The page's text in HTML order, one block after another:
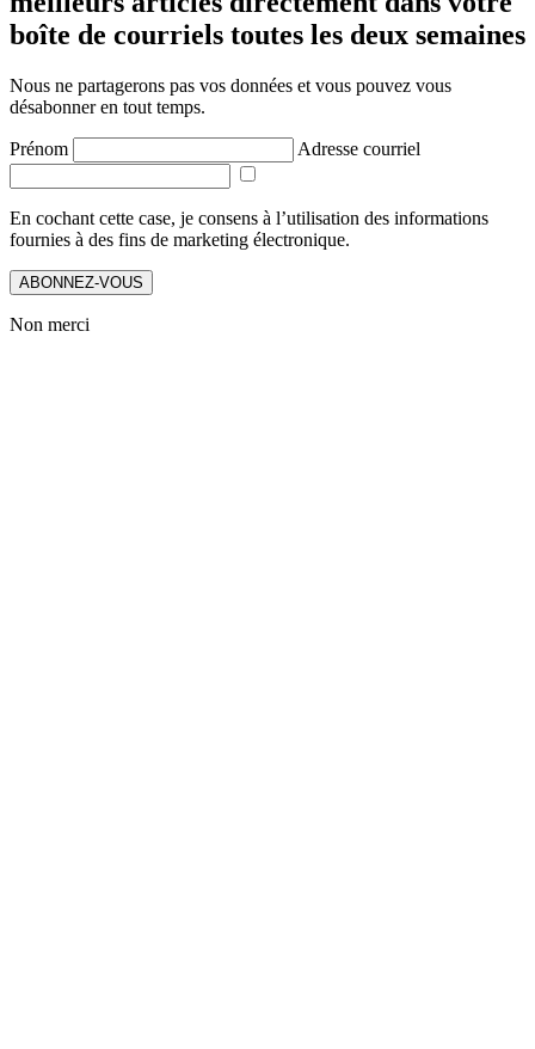
boîte de courriels toutes les deux semaines
Nous ne partagerons pas vos données et vous pouvez vous
désabonner en tout temps.
Prénom Adresse courriel
En cochant cette case, je consens à l’utilisation des informations
fournies à des fins de marketing électronique.
ABONNEZ-VOUS
Non merci